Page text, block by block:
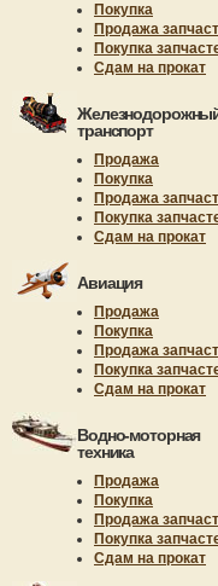
Покупка
Продажа
Покупка
Сдам на прокат
транспорт
Продажа
Покупка
Продажа
Покупка
Сдам на прокат
Авиация
Продажа
Покупка
Продажа
Покупка
Сдам на прокат
Водно-моторная
техника
Продажа
Покупка
Продажа
Покупка
Сдам на прокат